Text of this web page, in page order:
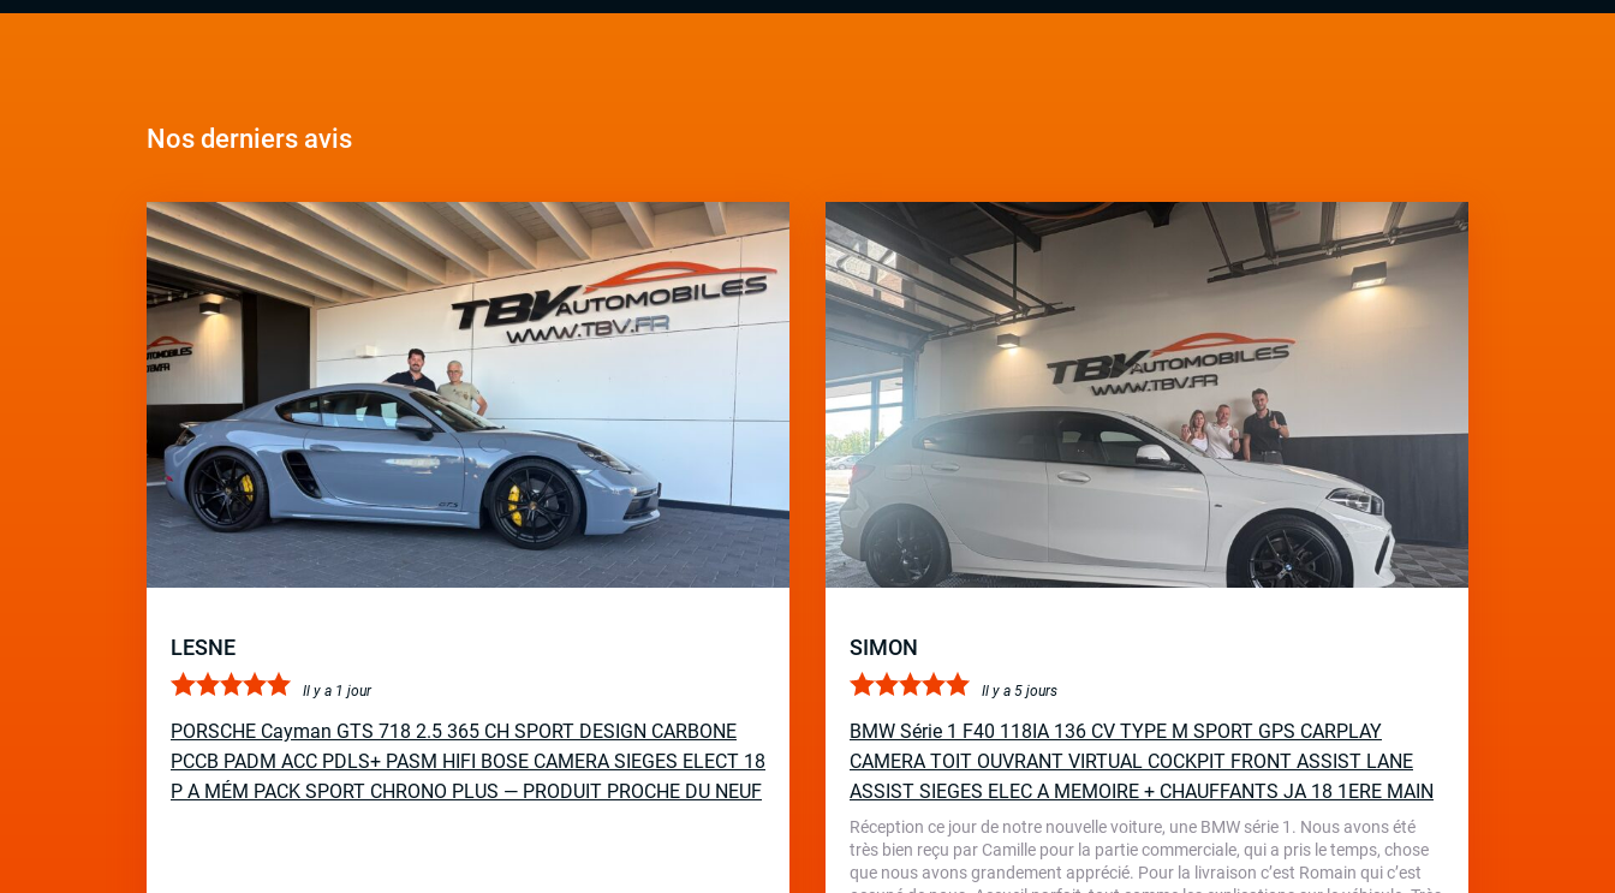
Nos derniers avis
LESNE
Il y a 1 jour
PORSCHE Cayman GTS 718 2.5 365 CH SPORT DESIGN CARBONE
PCCB PADM ACC PDLS+ PASM HIFI BOSE CAMERA SIEGES ELECT 18
P A MÉM PACK SPORT CHRONO PLUS — PRODUIT PROCHE DU NEUF
SIMON
Il y a 5 jours
BMW Série 1 F40 118IA 136 CV TYPE M SPORT GPS CARPLAY
CAMERA TOIT OUVRANT VIRTUAL COCKPIT FRONT ASSIST LANE
ASSIST SIEGES ELEC A MEMOIRE + CHAUFFANTS JA 18 1ERE MAIN
Réception ce jour de notre nouvelle voiture, une BMW série 1. Nous avons été
très bien reçu par Camille pour la partie commerciale, qui a pris le temps, chose
que nous avons grandement apprécié. Pour la livraison c’est Romain qui c’est